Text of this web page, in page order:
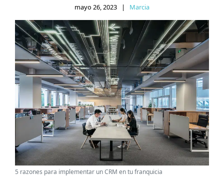
mayo 26, 2023 | Marcia
5 razones para implementar un CRM en tu franquicia